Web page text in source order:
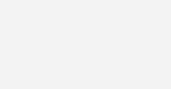
mit dem
Sie regelmäßig von uns
Neuigkeiten, gebündelt und